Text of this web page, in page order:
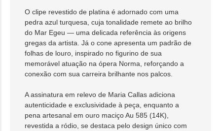
O clipe revestido de platina é adornado com uma
pedra azul turquesa, cuja tonalidade remete ao brilho
do Mar Egeu — uma delicada referência às origens
gregas da artista. Já o cone apresenta um padrão de
folhas de louro, inspirado no figurino de sua
memorável atuação na ópera Norma, reforçando a
conexão com sua carreira brilhante nos palcos.
A assinatura em relevo de Maria Callas adiciona
autenticidade e exclusividade à peça, enquanto a
pena artesanal em ouro maciço Au 585 (14K),
revestida a ródio, se destaca pelo design único com